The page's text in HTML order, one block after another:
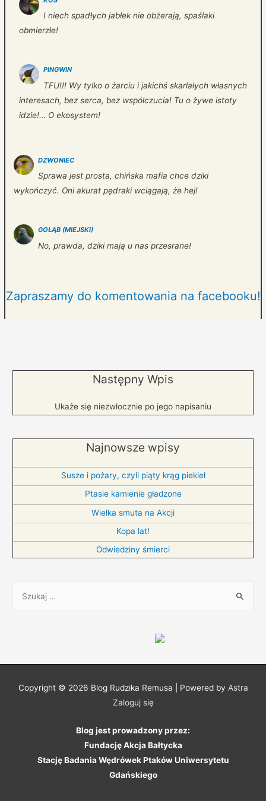
I niech spadłych jabłek nie obżerają, spaślaki
obmierzłe!
PINGWIN
TFU!!! Wy tylko o żarciu i jakichś skarlałych własnych
interesach, bez serca, bez współczucia! Tu o żywe istoty
idzie!… O ekosystem!
DZWONIEC
Sprawa jest prosta, chińska mafia chce dziki
wykończyć. Oni akurat pędraki wciągają, że hej!
GOŁĄB (MIEJSKI)
No, prawda, dziki mają u nas przesrane!
Zapraszamy do komentowania na facebooku!
Następny Wpis
Ukaże się niezwłocznie po jego napisaniu
Najnowsze wpisy
Susze i pożary, czyli piąty krąg piekieł
Ptasie kamienie gładzone
Wielka smuta na Akcji
Kopa lat!
Odwiedziny śmierci
Copyright © 2026 Blog Rudzika Remusa | Powered by Astra
Zaloguj się
Blog jest prowadzony przez:
Fundację Akcja Bałtycka
Stację Badania Wędrówek Ptaków Uniwersytetu
Gdańskiego